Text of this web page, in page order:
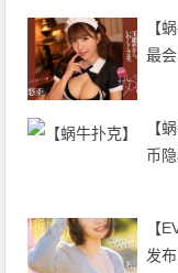
【
最
【
币
【
发